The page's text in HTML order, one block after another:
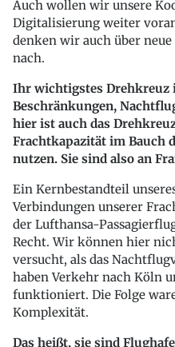
Auch wollen wir unsere
Digitalisierung weiter
denken wir auch über
nach.
Ihr wichtigstes Drehkreuz
Beschränkungen,
hier ist auch das
Frachtkapazität im Bauch
nutzen. Sie sind also an
Ein Kernbestandteil
Verbindungen unserer
der Lufthansa-
Recht. Wir können hier
versucht, als das
haben Verkehr nach Köln
funktioniert. Die Folge
Komplexität.
Das heißt, sie sind